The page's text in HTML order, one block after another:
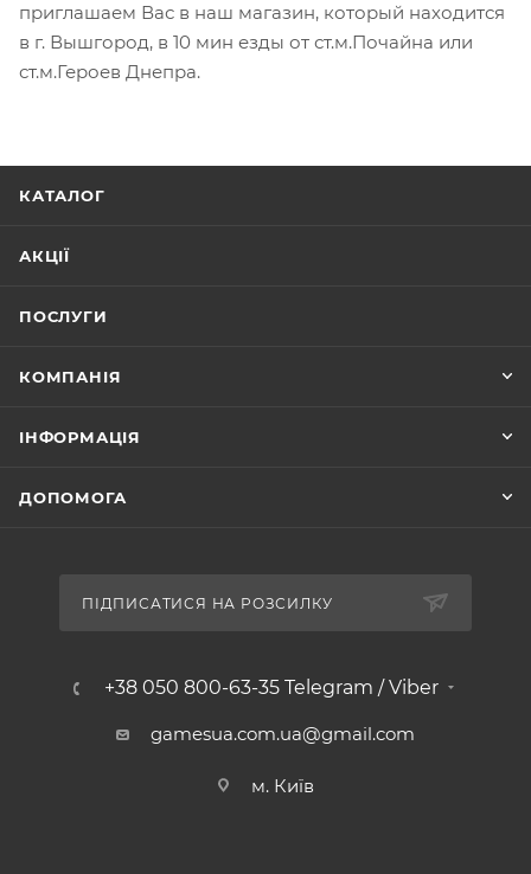
приглашаем Вас в наш магазин, который находится
в г. Вышгород, в 10 мин езды от ст.м.Почайна или
ст.м.Героев Днепра.
КАТАЛОГ
АКЦІЇ
ПОСЛУГИ
КОМПАНІЯ
ІНФОРМАЦІЯ
ДОПОМОГА
ПІДПИСАТИСЯ НА РОЗСИЛКУ
+38 050 800-63-35 Telegram / Viber
gamesua.com.ua@gmail.com
м. Київ